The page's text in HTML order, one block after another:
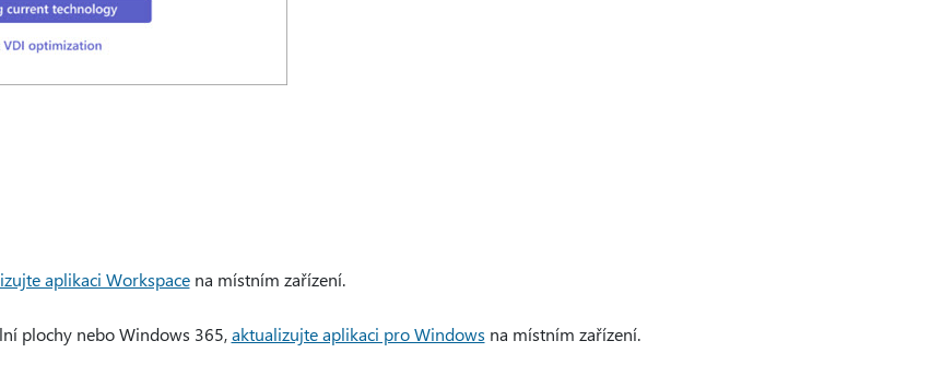
aplikaci Workspacena místním zařízení.
plochy nebo Windows 365,aktualizujte aplikaci pro Windows na místním zařízení.